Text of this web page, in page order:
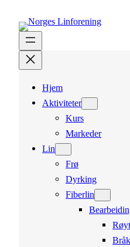
innhold
Hjem
Aktiviteter
Kurs
Markeder
Lin
Frø
Dyrking
Fiberlin